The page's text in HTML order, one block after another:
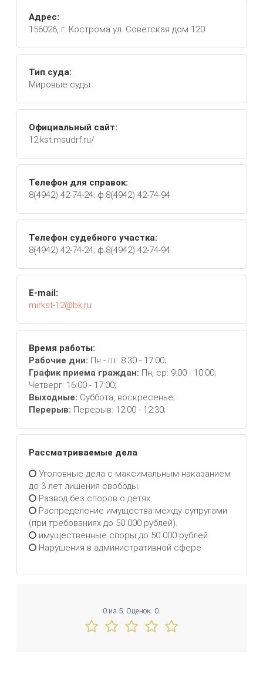
Адрес:
156026, г. Кострома ул. Советская дом 120
Тип суда:
Мировые суды
Официальный сайт:
12.kst.msudrf.ru/
Телефон для справок:
8(4942) 42-74-24; ф.8(4942) 42-74-94
Телефон судебного участка:
8(4942) 42-74-24; ф.8(4942) 42-74-94
E-mail:
mirkst-12@bk.ru
Время работы:
Рабочие дни: Пн - пт: 8:30 - 17:00;
График приема граждан: Пн, ср: 9:00 - 10:00;
Четверг: 16:00 - 17:00;
Выходные: Суббота, воскресенье;
Перерыв: Перерыв: 12:00 - 12:30;
Рассматриваемые дела
Уголовные дела с максимальным наказанием
до 3 лет лишения свободы.
Развод без споров о детях.
Распределение имущества между супругами
(при требованиях до 50 000 рублей).
имущественные споры до 50 000 рублей
Нарушения в административной сфере.
0 из 5. Оценок: 0